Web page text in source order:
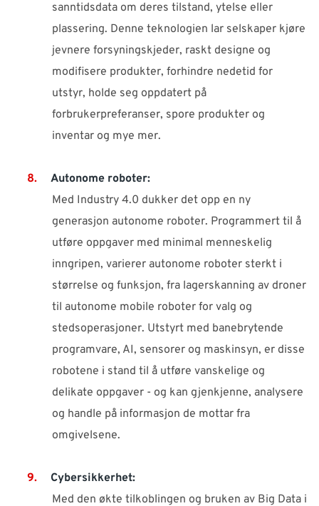
sanntidsdata om deres tilstand, ytelse eller
plassering. Denne teknologien lar selskaper kjøre
jevnere forsyningskjeder, raskt designe og
modifisere produkter, forhindre nedetid for
utstyr, holde seg oppdatert på
forbrukerpreferanser, spore produkter og
inventar og mye mer.
Autonome roboter:
Med Industry 4.0 dukker det opp en ny
generasjon autonome roboter. Programmert til å
utføre oppgaver med minimal menneskelig
inngripen, varierer autonome roboter sterkt i
størrelse og funksjon, fra lagerskanning av droner
til autonome mobile roboter for valg og
stedsoperasjoner. Utstyrt med banebrytende
programvare, AI, sensorer og maskinsyn, er disse
robotene i stand til å utføre vanskelige og
delikate oppgaver - og kan gjenkjenne, analysere
og handle på informasjon de mottar fra
omgivelsene.
Cybersikkerhet:
Med den økte tilkoblingen og bruken av Big Data i